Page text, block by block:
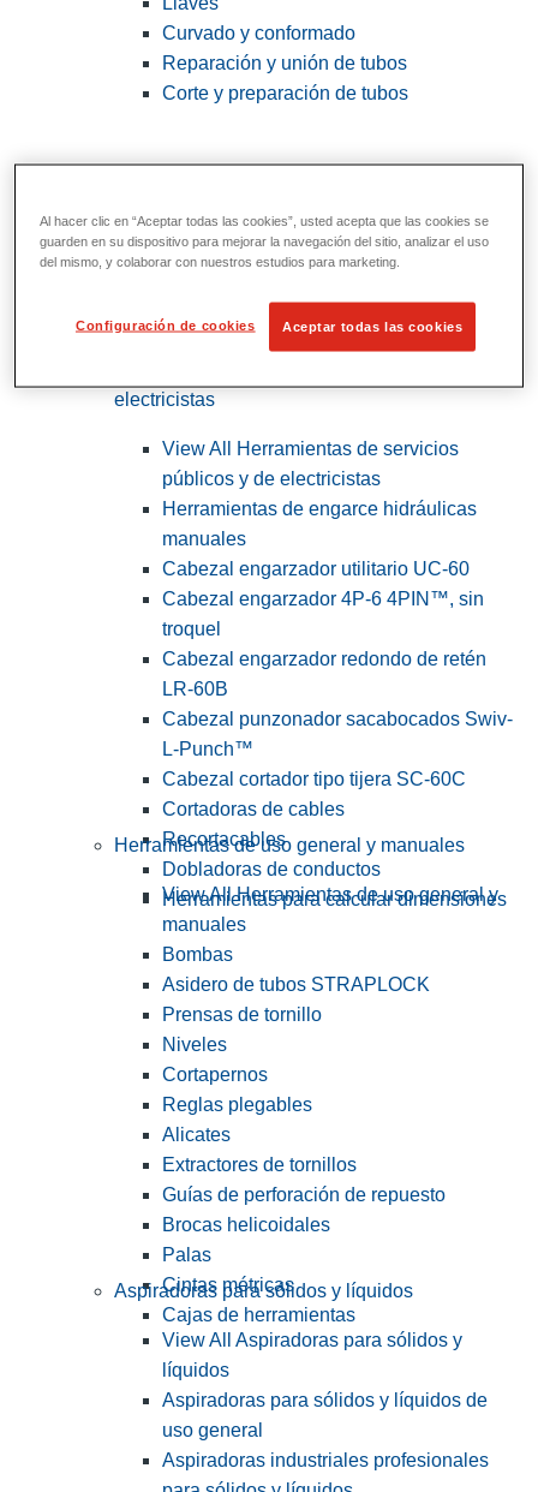
Curvado y conformado
Reparación y unión de tubos
Corte y preparación de tubos
electricistas
View All Herramientas de servicios
públicos y de electricistas
Herramientas de engarce hidráulicas
manuales
Cabezal engarzador utilitario UC-60
Cabezal engarzador 4P-6 4PIN™, sin
troquel
Cabezal engarzador redondo de retén
LR-60B
Cabezal punzonador sacabocados Swiv-
L-Punch™
Cabezal cortador tipo tijera SC-60C
Cortadoras de cables
Recortacables
Dobladoras de conductos
Herramientas para calcular dimensiones
Herramientas de uso general y manuales
View All Herramientas de uso general y
manuales
Bombas
Asidero de tubos STRAPLOCK
Prensas de tornillo
Niveles
Cortapernos
Reglas plegables
Alicates
Extractores de tornillos
Guías de perforación de repuesto
Brocas helicoidales
Palas
Cintas métricas
Cajas de herramientas
Aspiradoras para sólidos y líquidos
View All Aspiradoras para sólidos y
líquidos
Aspiradoras para sólidos y líquidos de
uso general
Aspiradoras industriales profesionales
Al hacer clic en “Aceptar todas las cookies”, usted acepta que las cookies se
guarden en su dispositivo para mejorar la navegación del sitio, analizar el uso
del mismo, y colaborar con nuestros estudios para marketing.
Configuración de cookies Aceptar todas las cookies